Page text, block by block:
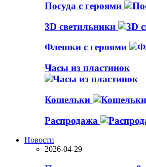
Посуда с героями
3D светильники
Флешки с героями
Часы из пластинок
Кошельки
Распродажа
Новости
2026-04-29